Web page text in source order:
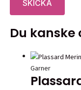
Du
Garner